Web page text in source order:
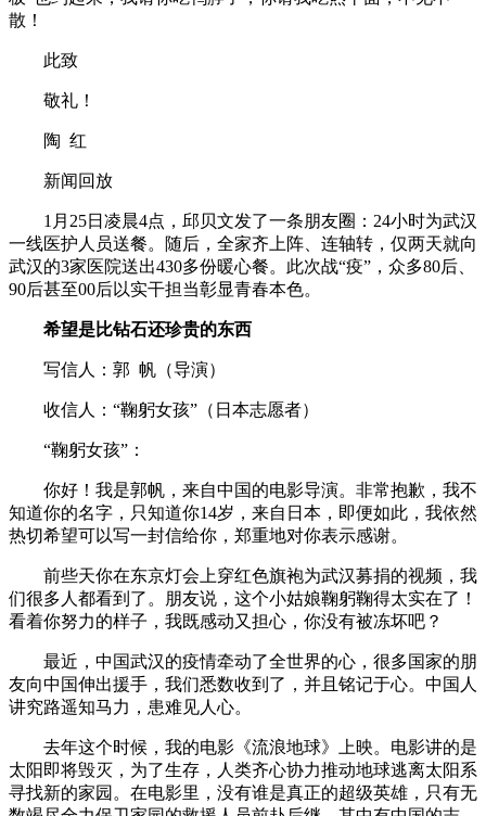
散！
此致
敬礼！
陶 红
新闻回放
1月25日凌晨4点，邱贝文发了一条朋友圈：24小时为武汉
一线医护人员送餐。随后，全家齐上阵、连轴转，仅两天就向
武汉的3家医院送出430多份暖心餐。此次战“疫”，众多80后、
90后甚至00后以实干担当彰显青春本色。
希望是比钻石还珍贵的东西
写信人：郭 帆（导演）
收信人：“鞠躬女孩”（日本志愿者）
“鞠躬女孩”：
你好！我是郭帆，来自中国的电影导演。非常抱歉，我不
知道你的名字，只知道你14岁，来自日本，即便如此，我依然
热切希望可以写一封信给你，郑重地对你表示感谢。
前些天你在东京灯会上穿红色旗袍为武汉募捐的视频，我
们很多人都看到了。朋友说，这个小姑娘鞠躬鞠得太实在了！
看着你努力的样子，我既感动又担心，你没有被冻坏吧？
最近，中国武汉的疫情牵动了全世界的心，很多国家的朋
友向中国伸出援手，我们悉数收到了，并且铭记于心。中国人
讲究路遥知马力，患难见人心。
去年这个时候，我的电影《流浪地球》上映。电影讲的是
太阳即将毁灭，为了生存，人类齐心协力推动地球逃离太阳系
寻找新的家园。在电影里，没有谁是真正的超级英雄，只有无